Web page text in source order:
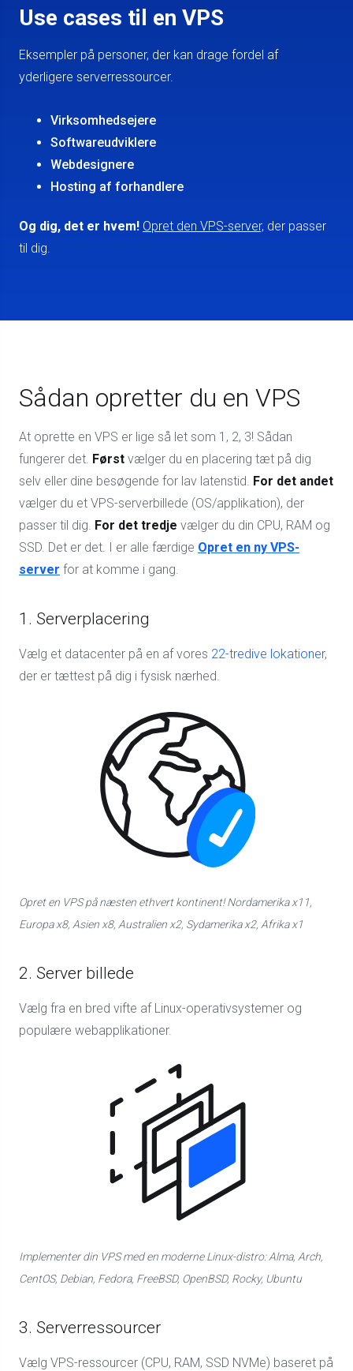
Use cases til en VPS
Eksempler på personer, der kan drage fordel af
yderligere serverressourcer.
Virksomhedsejere
Softwareudviklere
Webdesignere
Hosting af forhandlere
Og dig, det er hvem! Opret den VPS-server, der passer
til dig.
Sådan opretter du en VPS
At oprette en VPS er lige så let som 1, 2, 3! Sådan
fungerer det. Først vælger du en placering tæt på dig
selv eller dine besøgende for lav latenstid. For det andet
vælger du et VPS-serverbillede (OS/applikation), der
passer til dig. For det tredje vælger du din CPU, RAM og
SSD. Det er det. I er alle færdige Opret en ny VPS-
server for at komme i gang.
1. Serverplacering
Vælg et datacenter på en af ​​vores 22-tredive lokationer,
der er tættest på dig i fysisk nærhed.
Opret en VPS på næsten ethvert kontinent! Nordamerika x11,
Europa x8, Asien x8, Australien x2, Sydamerika x2, Afrika x1
2. Server billede
Vælg fra en bred vifte af Linux-operativsystemer og
populære webapplikationer.
Implementer din VPS med en moderne Linux-distro: Alma, Arch,
CentOS, Debian, Fedora, FreeBSD, OpenBSD, Rocky, Ubuntu
3. Serverressourcer
Vælg VPS-ressourcer (CPU, RAM, SSD NVMe) baseret på